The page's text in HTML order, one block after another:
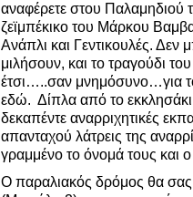
αναφέρετε στου Παλαμηδιού
ζεϊμπέκικο του Μάρκου
Ανάπλι και Γεντικουλές.
μιλήσουν, και το τραγούδι
έτσι…..σαν μνημόσυνο…για
εδώ. Δίπλα από το εκκλησάκι
δεκαπέντε αναρριχητικές
απανταχού λάτρεις της
γραμμένο το όνομά τους και
Ο παραλιακός δρόμος θα σας